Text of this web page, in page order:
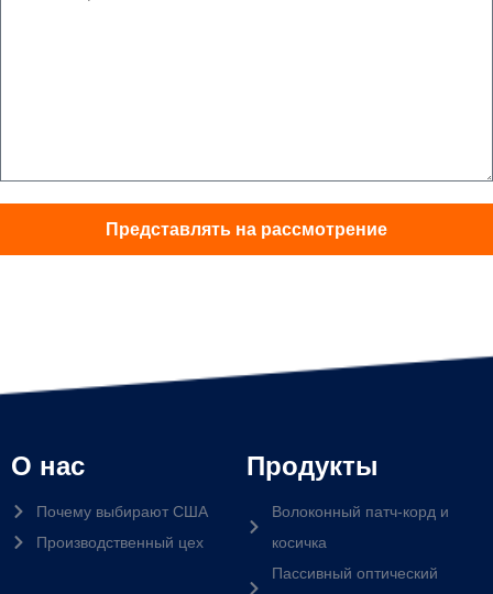
Представлять на рассмотрение
О нас
Почему выбирают США
Производственный цех
Продукты
Волоконный патч-корд и
косичка
Пассивный оптический